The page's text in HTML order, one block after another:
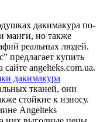
дакимакура по-
манги, но также
реальных людей.
предлагает купить
angelteks.com.ua.
дакимакура
тканей, они
стойкие к износу.
Angelteks